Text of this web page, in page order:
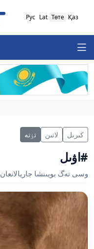
Қаз
Төте
Lat
Рус
كىرىل لاتىن تٶتە
#اۋىل
وسى تەگ بويىنشا جاريالانعان